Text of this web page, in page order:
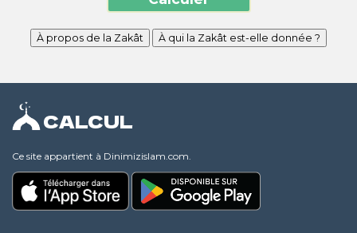
À propos de la Zakât À qui la Zakât est-elle donnée ?
CALCUL
Ce site appartient à Dinimizislam.com.